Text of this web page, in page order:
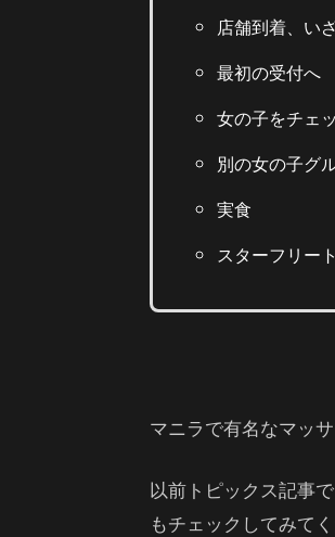
店舗到着、い
最初の受付へ
女の子をチェ
別の女の子グ
実食
スターフリー
マニラで有名なマッ
以前トピックス記事
もチェックしてみてく